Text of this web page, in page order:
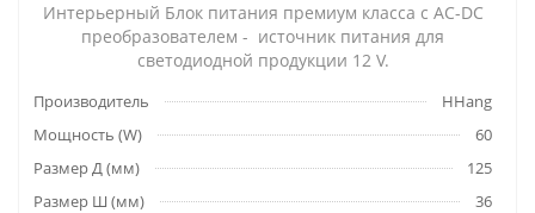
Интерьерный Блок питания премиум класса с AC-DC
преобразователем - источник питания для
светодиодной продукции 12 V.
Производитель
HHang
Мощность (W)
60
Размер Д (мм)
125
Размер Ш (мм)
36